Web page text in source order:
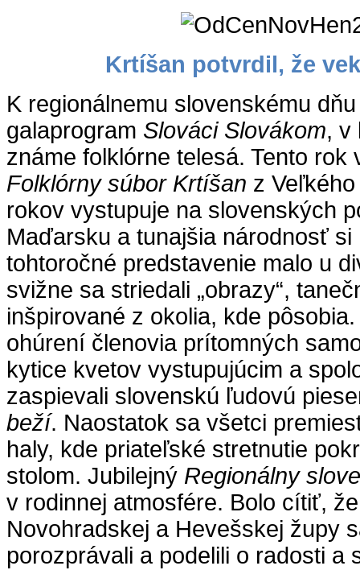
Krtíšan potvrdil, že
K regionálnemu slovenskému
galaprogram Slováci Slovákom, v
známe folklórne telesá. Tento rok
Folklórny súbor Krtíšan z
rokov vystupuje na slovenských
Maďarsku a tunajšia národnosť si
tohtoročné predstavenie malo u
svižne sa striedali „obrazy“,
inšpirované z okolia, kde
ohúrení členovia prítomných
kytice kvetov vystupujúcim a
zaspievali slovenskú ľudovú
beží. Naostatok sa všetci
haly, kde priateľské stretnutie
stolom. Jubilejný Regionálny
v rodinnej atmosfére. Bolo cítiť,
Novohradskej a Hevešskej župy
porozprávali a podelili o radosti a